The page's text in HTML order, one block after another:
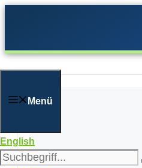
Menü
English